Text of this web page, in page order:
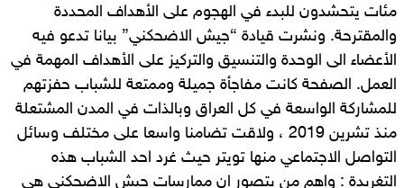
مئات يتحشدون للبدء في الهجوم على الأهداف المحددة
والمقترحة. ونشرت قيادة “جيش الاضحكني” بيانا تدعو فيه
الأعضاء الى الوحدة والتنسيق والتركيز على الأهداف المهمة في
العمل. الصفحة كانت مفاجأة جميلة وممتعة للشباب حفزتهم
للمشاركة الواسعة في كل العراق وبالذات في المدن المشتعلة
منذ تشرين 2019 ، ولاقت تضامنا واسعا على مختلف وسائل
التواصل الاجتماعي منها تويتر حيث غرد احد الشباب هذه
التغريدة : واهم من يتصور ان ممارسات جيش الاضحكني هي